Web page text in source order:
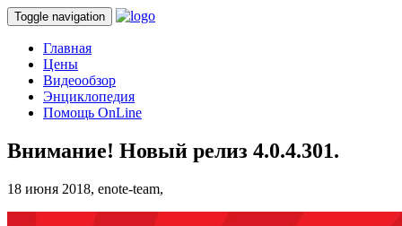
Toggle navigation
Главная
Цены
Видеообзор
Энциклопедия
Помощь OnLine
Внимание! Новый релиз 4.0.4.301.
18 июня 2018, enote-team,